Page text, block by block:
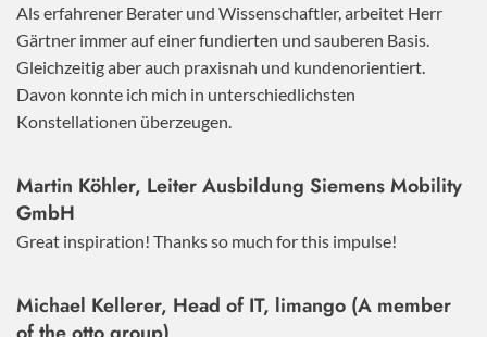
Als erfahrener Berater und Wissenschaftler, arbeitet Herr
Gärtner immer auf einer fundierten und sauberen Basis.
Gleichzeitig aber auch praxisnah und kundenorientiert.
Davon konnte ich mich in unterschiedlichsten
Konstellationen überzeugen.
Martin Köhler, Leiter Ausbildung Siemens Mobility
GmbH
Great inspiration! Thanks so much for this impulse!
Michael Kellerer, Head of IT, limango (A member